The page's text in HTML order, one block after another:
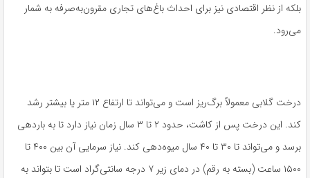
بلکه از نظر اقتصادی نیز برای احداث باغ‌های تجاری مقرون‌به‌صرفه به شمار
می‌رود.
درخت گلابی معمولاً برگ‌ریز است و می‌تواند تا ارتفاع ۱۲ متر یا بیشتر رشد
کند. این درخت پس از کاشت، حدود ۲ تا ۳ سال زمان نیاز دارد تا به باردهی
برسد و می‌تواند تا ۳۰ تا ۴۰ سال میوه‌دهی کند. نیاز سرمایی آن بین ۴۰۰ تا
۱۵۰۰ ساعت (بسته به رقم) در دمای زیر ۷ درجه سانتی‌گراد است تا بتواند به